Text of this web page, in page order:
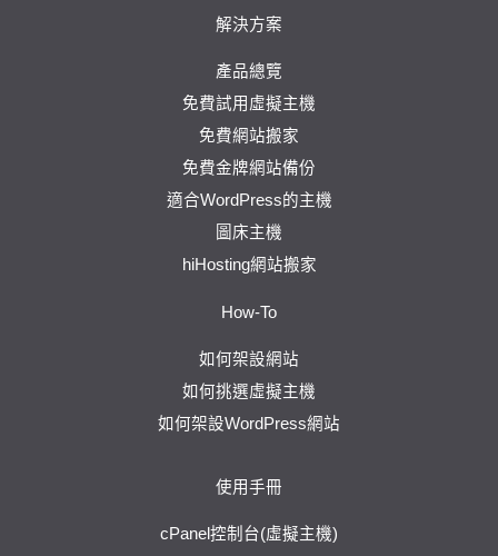
解決方案
產品總覽
免費試用虛擬主機
免費網站搬家
免費金牌網站備份
適合WordPress的主機
圖床主機
hiHosting網站搬家
How-To
如何架設網站
如何挑選虛擬主機
如何架設WordPress網站
使用手冊
cPanel控制台(虛擬主機)